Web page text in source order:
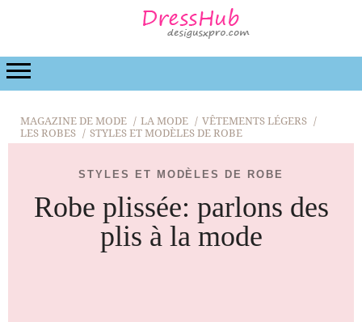
LA MODE
MAGAZINE DE MODE LA MODE
VÊTEMENTS LÉGERS
LES ROBES
STYLES ET MODÈLES DE ROBE
STYLES ET MODÈLES DE ROBE
Robe plissée: parlons des
plis à la mode